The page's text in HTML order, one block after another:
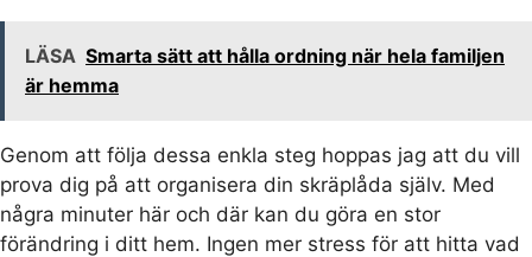
LÄSA Smarta sätt att hålla ordning när hela familjen
är hemma
Genom att följa dessa enkla steg hoppas jag att du vill
prova dig på att organisera din skräplåda själv. Med
några minuter här och där kan du göra en stor
förändring i ditt hem. Ingen mer stress för att hitta vad